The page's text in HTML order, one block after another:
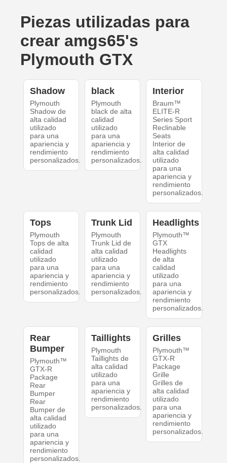
Piezas utilizadas para
crear amgs65's
Plymouth GTX
Shadow
Plymouth
Shadow de
alta calidad
utilizado
para una
apariencia y
rendimiento
personalizados.
black
Plymouth
black de alta
calidad
utilizado
para una
apariencia y
rendimiento
personalizados.
Interior
Braum™
ELITE-R
Series Sport
Reclinable
Seats
Interior de
alta calidad
utilizado
para una
apariencia y
rendimiento
personalizados.
Tops
Plymouth
Tops de alta
calidad
utilizado
para una
apariencia y
rendimiento
personalizados.
Trunk Lid
Plymouth
Trunk Lid de
alta calidad
utilizado
para una
apariencia y
rendimiento
personalizados.
Headlights
Plymouth™
GTX
Headlights
de alta
calidad
utilizado
para una
apariencia y
rendimiento
personalizados.
Rear
Bumper
Plymouth™
GTX-R
Package
Rear
Bumper
Rear
Bumper de
alta calidad
utilizado
para una
apariencia y
rendimiento
personalizados.
Taillights
Plymouth
Taillights de
alta calidad
utilizado
para una
apariencia y
rendimiento
personalizados.
Grilles
Plymouth™
GTX-R
Package
Grille
Grilles de
alta calidad
utilizado
para una
apariencia y
rendimiento
personalizados.